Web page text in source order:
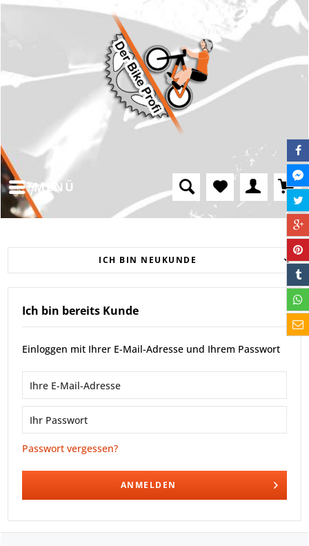
MENÜ
ICH BIN NEUKUNDE
Ich bin bereits Kunde
Einloggen mit Ihrer E-Mail-Adresse und Ihrem Passwort
Passwort vergessen?
ANMELDEN